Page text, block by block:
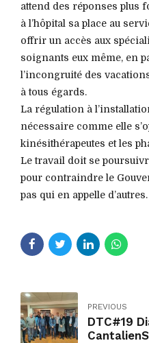
attend des réponses plus
à l’hôpital sa place au
offrir un accès aux
soignants eux même, en
l’incongruité des
à tous égards.
La régulation à
nécessaire comme elle
kinésithérapeutes et les
Le travail doit se
pour contraindre le
pas qui en appelle d’autres.
PREVIOUS
DTC#19